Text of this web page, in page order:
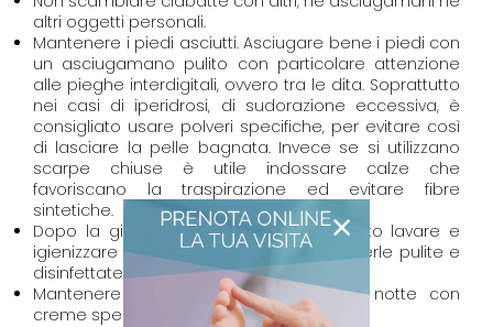
altri oggetti personali.
Mantenere i piedi asciutti. Asciugare bene i piedi con
un asciugamano pulito con particolare attenzione
alle pieghe interdigitali, ovvero tra le dita. Soprattutto
nei casi di iperidrosi, di sudorazione eccessiva, è
consigliato usare polveri specifiche, per evitare così
di lasciare la pelle bagnata. Invece se si utilizzano
scarpe chiuse è utile indossare calze che
favoriscano la traspirazione ed evitare fibre
sintetiche.
Dopo la giornata in piscina, è consigliato lavare e
igienizzare le ciabatte a casa e mantenerle pulite e
disinfettate.
Mantenere i piedi idratati durante la notte con
creme specifiche.
×